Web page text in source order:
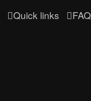
Quick links FAQ